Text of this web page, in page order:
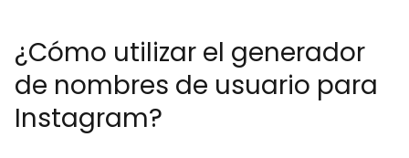
¿Cómo utilizar el generador
de nombres de usuario para
Instagram?